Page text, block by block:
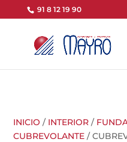
91 8 12 19 90
INICIO / INTERIOR /
CUBREVOLANTE /